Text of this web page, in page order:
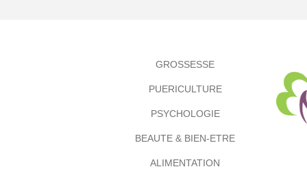
GROSSESSE
PUERICULTURE
PSYCHOLOGIE
BEAUTE & BIEN-ETRE
ALIMENTATION